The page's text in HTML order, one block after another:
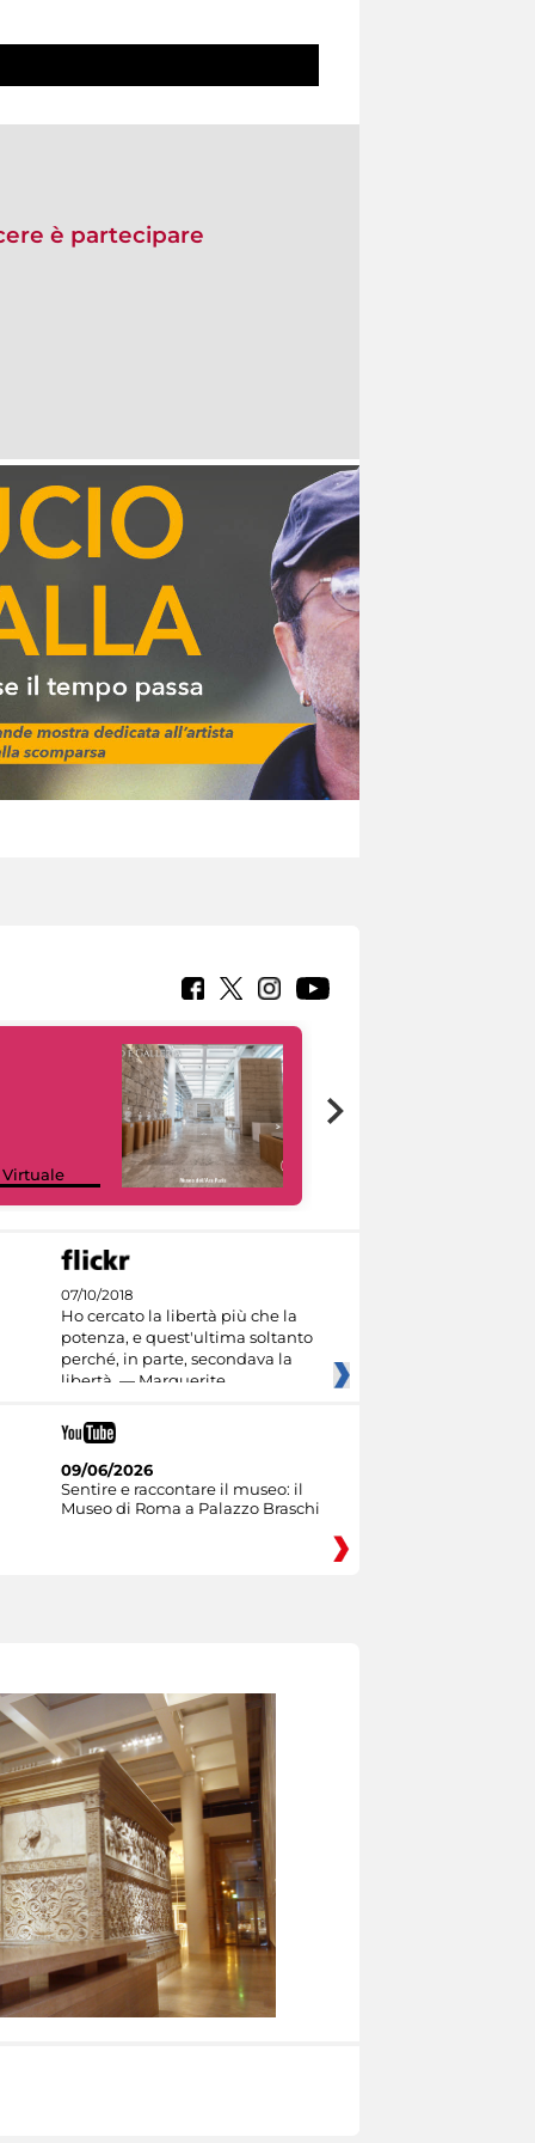
è partecipare
Virtuale
07/10/2018
Ho cercato la libertà più che la
potenza, e quest'ultima soltanto
perché, in parte, secondava la
libertà. — Marguerite
09/06/2026
Sentire e raccontare il museo: il
Museo di Roma a Palazzo Braschi